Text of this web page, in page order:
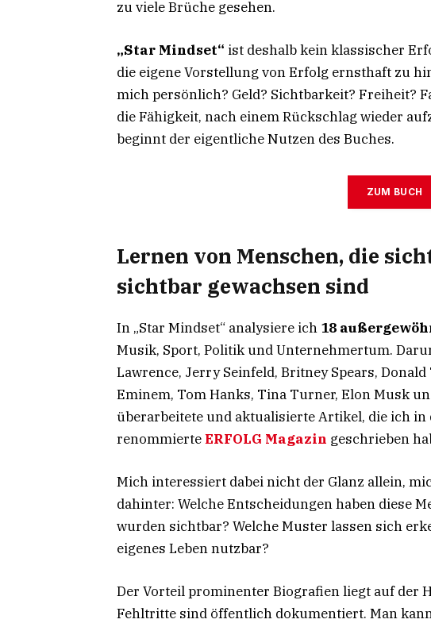
zu viele Brüche gesehen.
„Star Mindset“ ist deshalb kein klassischer
die eigene Vorstellung von Erfolg ernsthaft zu
mich persönlich? Geld? Sichtbarkeit? Freiheit?
die Fähigkeit, nach einem Rückschlag wieder
beginnt der eigentliche Nutzen des Buches.
ZUM BUCH
Lernen von Menschen, die
sichtbar gewachsen sind
In „Star Mindset“ analysiere ich 18
Musik, Sport, Politik und Unternehmertum.
Lawrence, Jerry Seinfeld, Britney Spears,
Eminem, Tom Hanks, Tina Turner, Elon Musk
überarbeitete und aktualisierte Artikel, die ich in
renommierteERFOLG Magazin geschrieben
Mich interessiert dabei nicht der Glanz allein,
dahinter: Welche Entscheidungen haben diese
wurden sichtbar? Welche Muster lassen sich
eigenes Leben nutzbar?
Der Vorteil prominenter Biografien liegt auf der
Fehltritte sind öffentlich dokumentiert. Man